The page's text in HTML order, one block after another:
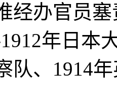
经办官员
年日本
队、1914